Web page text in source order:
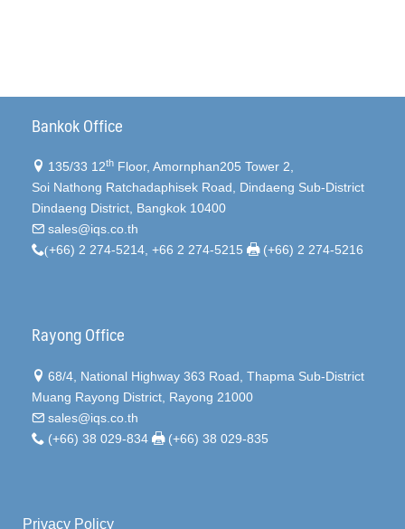
Bankok Office
135/33 12th Floor, Amornphan205 Tower 2,
Soi Nathong Ratchadaphisek Road, Dindaeng Sub-District
Dindaeng District, Bangkok 10400
sales@iqs.co.th
(+66) 2 274-5214, +66 2 274-5215 (+66) 2 274-5216
Rayong Office
68/4, National Highway 363 Road, Thapma Sub-District
Muang Rayong District, Rayong 21000
sales@iqs.co.th
(+66) 38 029-834
(+66) 38 029-835
Privacy Policy